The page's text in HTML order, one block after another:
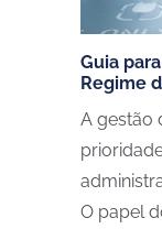
Guia
Regime
A gestão
O papel